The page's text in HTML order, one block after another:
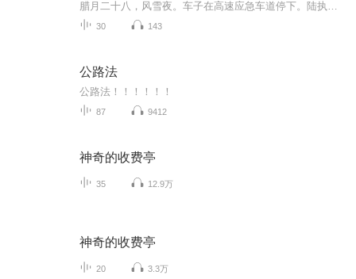
30 143
公路法
公路法！！！！！！
87 9412
神奇的收费亭
35 12.9万
神奇的收费亭
20 3.3万